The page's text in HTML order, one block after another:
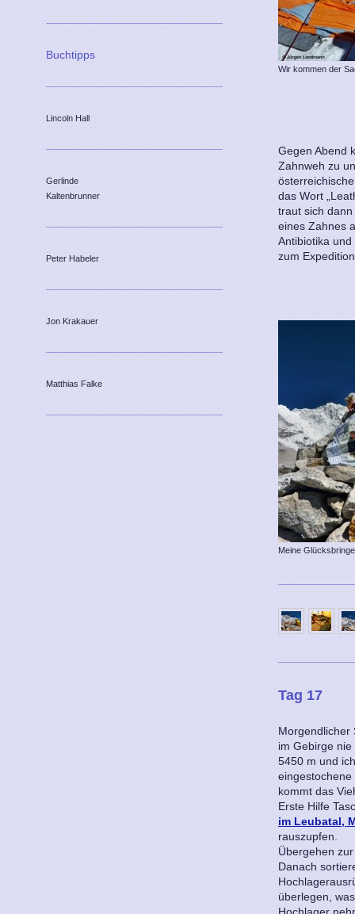
Wir kommen der
Gegen Abend
Zahnweh zu
das Wort
traut sich
eines Zahnes
Antibiotika
zum
Meine
Tag 17
Morgendlicher
im Gebirge
5450 m und
kommt das
Erste Hilfe
im Leubatal,
rauszupfen.
Übergehen
Danach
überlegen,
Hochlager
Buchtipps
Lincoln Hall
Gerlinde
Kaltenbrunner
Peter Habeler
Jon Krakauer
Matthias Falke